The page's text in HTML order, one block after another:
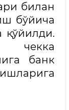
билан
бўйича
қўйилди.
чекка
банк